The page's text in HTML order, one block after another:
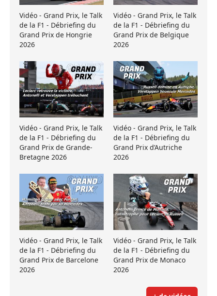
Vidéo - Grand Prix, le Talk
de la F1 - Débriefing du
Grand Prix de Hongrie
2026
Vidéo - Grand Prix, le Talk
de la F1 - Débriefing du
Grand Prix de Belgique
2026
Vidéo - Grand Prix, le Talk
de la F1 - Débriefing du
Grand Prix de Grande-
Bretagne 2026
Vidéo - Grand Prix, le Talk
de la F1 - Débriefing du
Grand Prix d’Autriche
2026
Vidéo - Grand Prix, le Talk
de la F1 - Débriefing du
Grand Prix de Barcelone
2026
Vidéo - Grand Prix, le Talk
de la F1 - Débriefing du
Grand Prix de Monaco
2026